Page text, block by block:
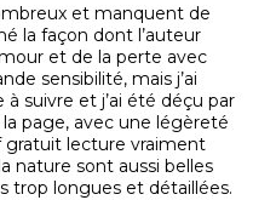
et manquent de
la façon dont l’auteur
et de la perte avec
sensibilité, mais j’ai
suivre et j’ai été déçu par
page, avec une légèreté
lecture vraiment
nature sont aussi belles
trop longues et détaillées.